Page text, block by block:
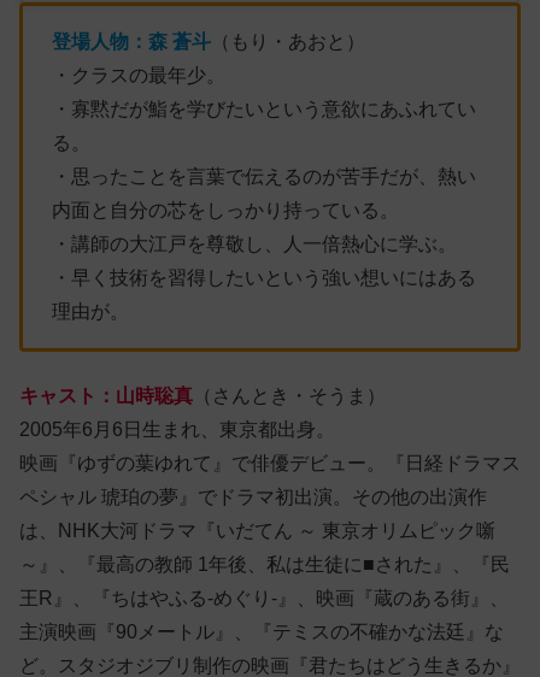
登場人物： 森 蒼斗 （もり・あおと）
・クラスの最年少。
・寡黙だが鮨を学びたいという意欲にあふれてい
る。
・思ったことを言葉で伝えるのが苦手だが、熱い
内面と自分の芯をしっかり持っている。
・講師の大江戸を尊敬し、人一倍熱心に学ぶ。
・早く技術を習得したいという強い想いにはある
理由が。
キャスト：山時聡真 （さんとき・そうま）
2005年6月6日生まれ、東京都出身。
映画『ゆずの葉ゆれて』で俳優デビュー。『日経ドラマス
ペシャル 琥珀の夢』でドラマ初出演。その他の出演作
は、NHK大河ドラマ『いだてん ～ 東京オリムピック噺
～』、『最高の教師 1年後、私は生徒に■された』、『民
王R』、『ちはやふる-めぐり-』、映画『蔵のある街』、
主演映画『90メートル』、『テミスの不確かな法廷』な
ど。スタジオジブリ制作の映画『君たちはどう生きるか』